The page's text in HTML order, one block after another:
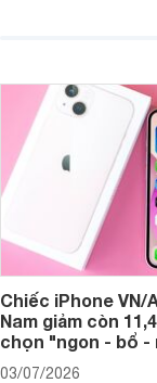
Chiếc iPhone VN/
Nam giảm còn
chọn "ngon - bổ -
03/07/2026